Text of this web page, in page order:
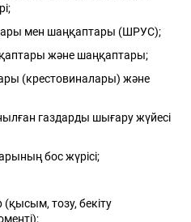
мен шаңқаптары (ШРУС);
және шаңқаптары;
(крестовиналары) және
газдарды шығару жүйесі
бос жүрісі;
тозу, бекіту